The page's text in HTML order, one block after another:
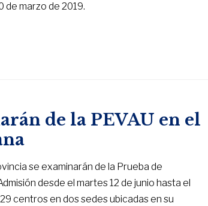
de marzo de 2019.
de la PEVAU en el
se examinarán de la Prueba de
desde el martes 12 de junio hasta el
centros en dos sedes ubicadas en su